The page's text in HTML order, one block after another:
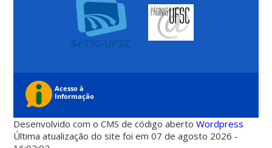
Desenvolvido com o CMS de código abertoWordpress
Última atualização do site foi em 07 de agosto 2026 -